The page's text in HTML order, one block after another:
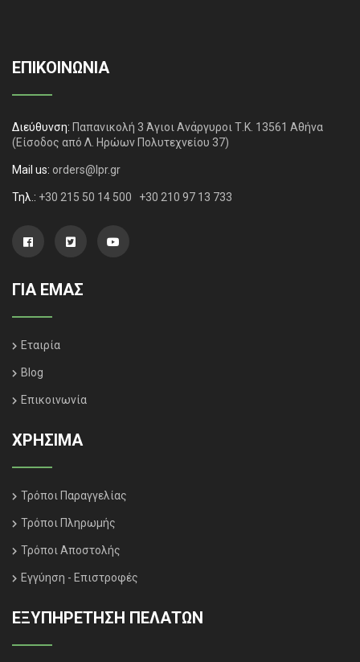
ΕΠΙΚΟΙΝΩΝΙΑ
Διεύθυνση: Παπανικολή 3 Άγιοι Ανάργυροι Τ.Κ. 13561 Αθήνα
(Είσοδος από Λ. Ηρώων Πολυτεχνείου 37)
Mail us: orders@lpr.gr
Τηλ.: +30 215 50 14 500 +30 210 97 13 733
ΓΙΑ ΕΜΑΣ
Εταιρία
Blog
Επικοινωνία
ΧΡΗΣΙΜΑ
Τρόποι Παραγγελίας
Τρόποι Πληρωμής
Τρόποι Αποστολής
Εγγύηση - Επιστροφές
ΕΞΥΠΗΡΈΤΗΣΗ ΠΕΛΑΤΏΝ